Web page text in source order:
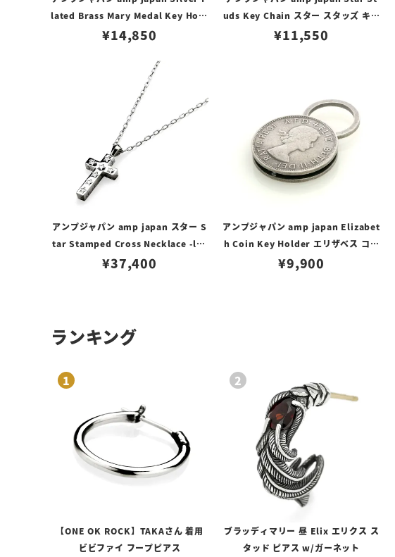
lated Brass Mary Medal Key Hold
er マリー メダル キーホルダー / シル
¥14,850
uds Key Chain スター スタッズ キー
チェーン/ブラス
¥11,550
アンプジャパン amp japan スター S
tar Stamped Cross Necklace -lar
ge- クロス ネックレス ラージ
¥37,400
アンプジャパン amp japan Elizabet
h Coin Key Holder エリザベス コイ
ン キーチェーン キーホルダー
¥9,900
ランキング
【ONE OK ROCK】TAKAさん 着用
ビビファイ フープピアス
ブラッディマリー 昼 Elix エリクス ス
タッド ピアス w/ガーネット